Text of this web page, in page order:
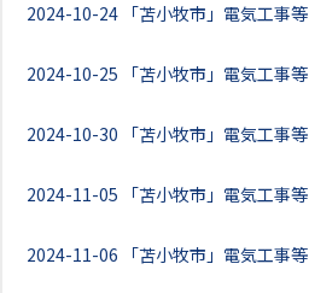
2024-10-24 「苫小牧市」電気工事等
2024-10-25 「苫小牧市」電気工事等
2024-10-30 「苫小牧市」電気工事等
2024-11-05 「苫小牧市」電気工事等
2024-11-06 「苫小牧市」電気工事等